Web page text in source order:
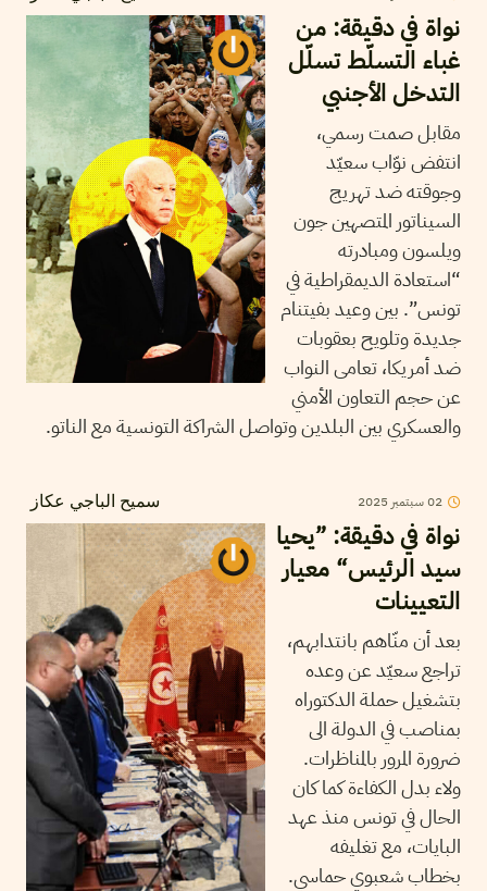
نواة في دقيقة: من
غباء التسلّط تسلّل
التدخل الأجنبي
مقابل صمت رسمي،
انتفض نوّاب سعيّد
وجوقته ضد تهريج
السيناتور المتصهين جون
ويلسون ومبادرته
“استعادة الديمقراطية في
تونس”. بين وعيد بفيتنام
جديدة وتلويح بعقوبات
ضد أمريكا، تعامى النواب
عن حجم التعاون الأمني
والعسكري بين البلدين وتواصل الشراكة التونسية مع الناتو.
سميح الباجي عكاز 02سبتمبر 2025
نواة في دقيقة: ”يحيا
سيد الرئيس“ معيار
التعيينات
بعد أن منّاهم بانتدابهم،
تراجع سعيّد عن وعده
بتشغيل حملة الدكتوراه
بمناصب في الدولة الى
ضرورة المرور بالمناظرات.
ولاء بدل الكفاءة كما كان
الحال في تونس منذ عهد
البايات، مع تغليفه
بخطاب شعبوي حماسي.